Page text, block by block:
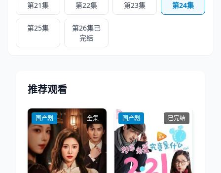
第21集 第22集 第23集 第24集
第25集
第26集已
完结
推荐观看
国产剧 全集 国产剧 已完结